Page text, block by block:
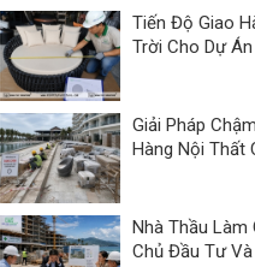
Tiến Độ Giao
Trời Cho Dự
Giải Pháp
Hàng Nội Thất
Nhà Thầu Làm
Chủ Đầu Tư